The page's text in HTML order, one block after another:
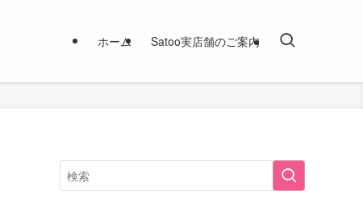
ホーム Satoo実店舗のご案内